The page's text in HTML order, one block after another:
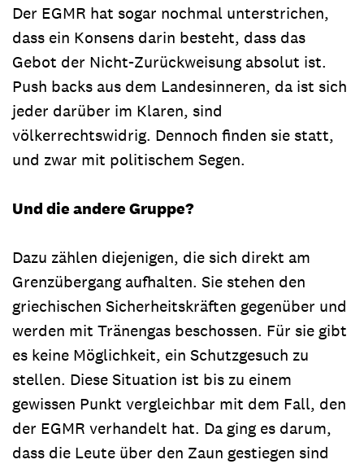
Der EGMR hat sogar nochmal unterstrichen,
dass ein Konsens darin besteht, dass das
Gebot der Nicht-Zurückweisung absolut ist.
Push backs aus dem Landesinneren, da ist sich
jeder darüber im Klaren, sind
völkerrechtswidrig. Dennoch finden sie statt,
und zwar mit politischem Segen.
Und die andere Gruppe?
Dazu zählen diejenigen, die sich direkt am
Grenzübergang aufhalten. Sie stehen den
griechischen Sicherheitskräften gegenüber und
werden mit Tränengas beschossen. Für sie gibt
es keine Möglichkeit, ein Schutzgesuch zu
stellen. Diese Situation ist bis zu einem
gewissen Punkt vergleichbar mit dem Fall, den
der EGMR verhandelt hat. Da ging es darum,
dass die Leute über den Zaun gestiegen sind